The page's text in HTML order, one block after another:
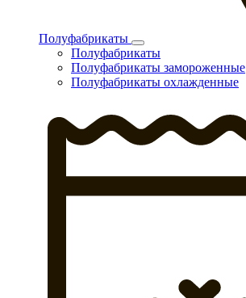
Полуфабрикаты
Полуфабрикаты
Полуфабрикаты замороженные
Полуфабрикаты охлажденные